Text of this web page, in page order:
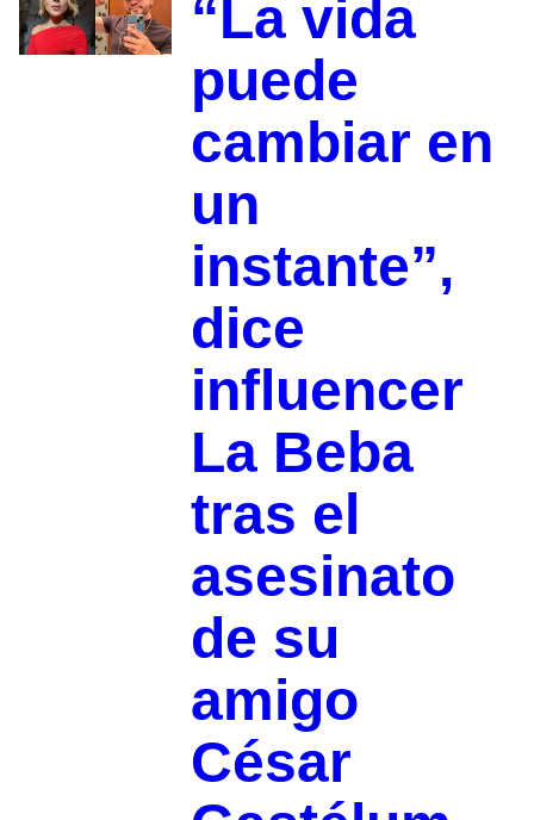
“La vida
puede
cambiar en
un
instante”,
dice
influencer
La Beba
tras el
asesinato
de su
amigo
César